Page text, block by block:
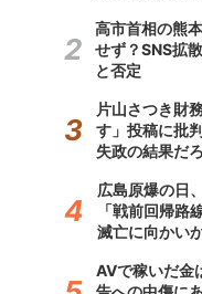
高市首相の熊
せず？SNS拡
と否定
片山さつき財
す」投稿に批
失政の結果だろ
広島原爆の日
「戦前回帰
滅亡に向かい
AVで稼いだ